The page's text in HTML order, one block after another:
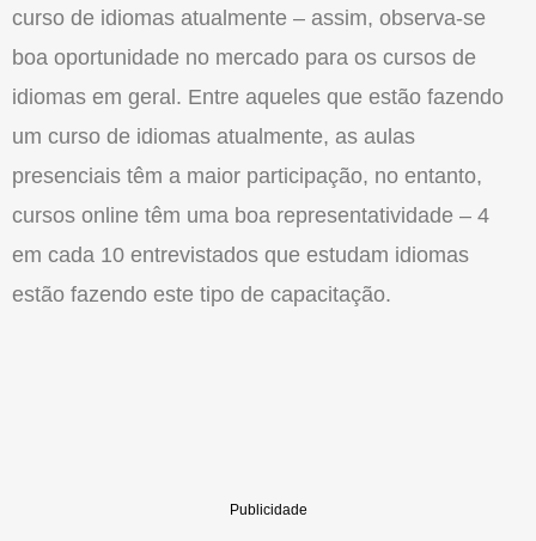
curso de idiomas atualmente – assim, observa-se
boa oportunidade no mercado para os cursos de
idiomas em geral. Entre aqueles que estão fazendo
um curso de idiomas atualmente, as aulas
presenciais têm a maior participação, no entanto,
cursos online têm uma boa representatividade – 4
em cada 10 entrevistados que estudam idiomas
estão fazendo este tipo de capacitação.